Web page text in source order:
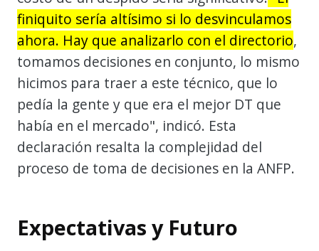
finiquito sería altísimo si lo desvinculamos
ahora. Hay que analizarlo con el directorio,
tomamos decisiones en conjunto, lo mismo
hicimos para traer a este técnico, que lo
pedía la gente y que era el mejor DT que
había en el mercado", indicó. Esta
declaración resalta la complejidad del
proceso de toma de decisiones en la ANFP.
Expectativas y Futuro